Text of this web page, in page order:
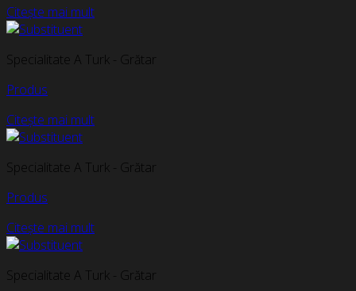
Citește mai mult
Specialitate A Turk - Grătar
Produs
Citește mai mult
Specialitate A Turk - Grătar
Produs
Citește mai mult
Specialitate A Turk - Grătar